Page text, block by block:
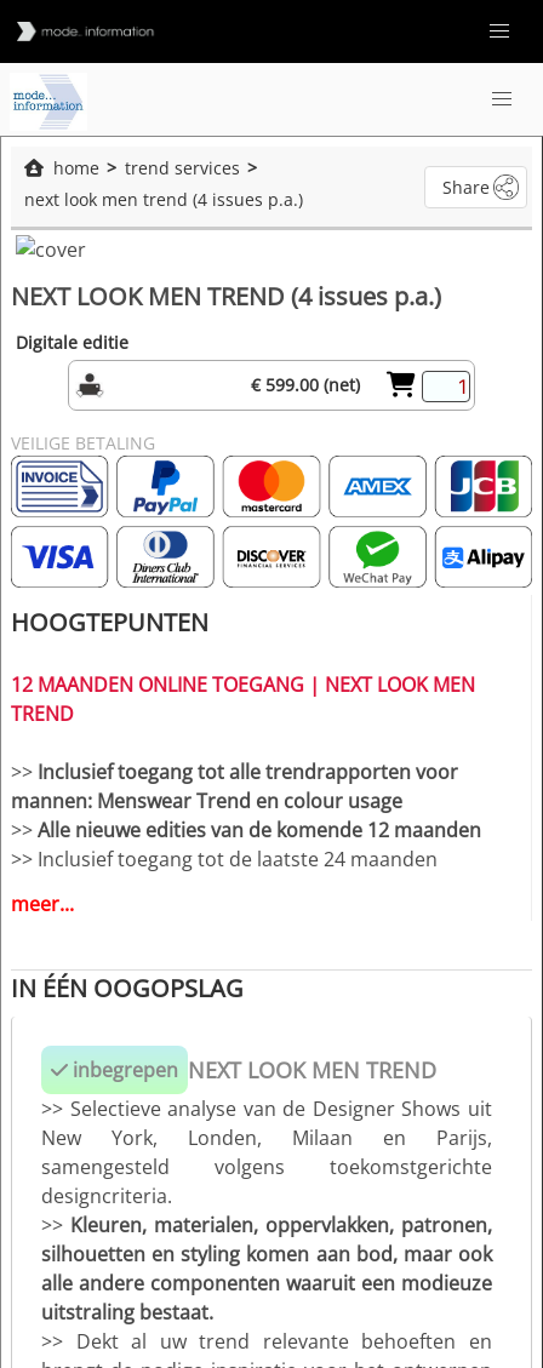
home
trend services
next look men trend (4 issues p.a.)
Share
NEXT LOOK MEN TREND (4 issues p.a.)
Digitale editie
€ 599.00 (net)
VEILIGE BETALING
HOOGTEPUNTEN
12 MAANDEN ONLINE TOEGANG | NEXT LOOK MEN
TREND
>> Inclusief toegang tot alle trendrapporten voor
mannen: Menswear Trend en colour usage
>>Alle nieuwe edities van de komende 12 maanden
>> Inclusief toegang tot de laatste 24 maanden
>>Download tot 150 complete PDF uitgaven en of
>> Bekijk alle rapporten gedurende het 12 maanden
lidmaatschap
meer...
IN ÉÉN OOGOPSLAG
inbegrepen NEXT LOOK MEN TREND
>> Selectieve analyse van de Designer Shows uit
New York, Londen, Milaan en Parijs,
samengesteld volgens toekomstgerichte
designcriteria.
>> Kleuren, materialen, oppervlakken, patronen,
silhouetten en styling komen aan bod, maar ook
alle andere componenten waaruit een modieuze
uitstraling bestaat.
>> Dekt al uw trend relevante behoeften en